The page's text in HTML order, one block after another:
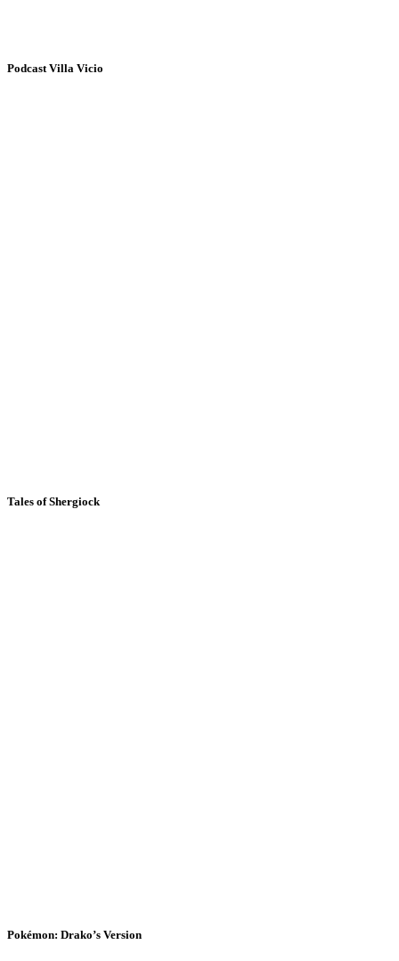
Podcast Villa Vicio
Tales of Shergiock
Pokémon: Drako’s Version